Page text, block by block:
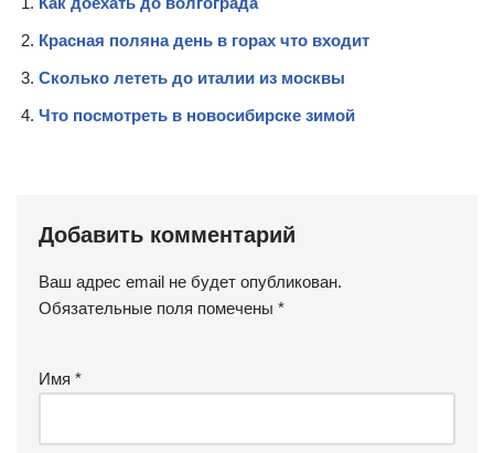
Красная поляна день в горах что входит
Сколько лететь до италии из москвы
Что посмотреть в новосибирске зимой
Добавить комментарий
Ваш адрес email не будет опубликован.
Обязательные поля помечены *
Имя *